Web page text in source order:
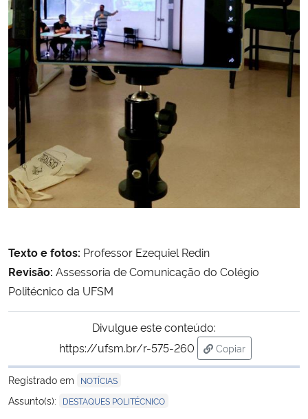
Texto e fotos: Professor Ezequiel Redin
Revisão: Assessoria de Comunicação do Colégio
Politécnico da UFSM
Divulgue este conteúdo:
https://ufsm.br/r-575-260
Copiar
para área de
Registrado em
NOTÍCIAS
Assunto(s): DESTAQUES POLITÉCNICO